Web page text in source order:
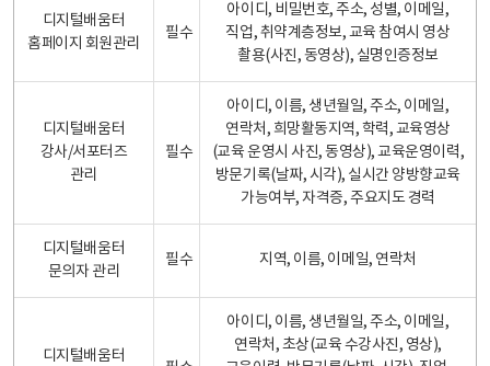
디지털배움터
홈페이지 회원관리
필수
아이디, 비밀번호, 주소, 성별, 이메일,
직업, 취약계층정보, 교육 참여시 영상
촬용(사진, 동영상), 실명인증정보
디지털배움터
강사/서포터즈
관리
필수
아이디, 이름, 생년월일, 주소, 이메일,
연락처, 희망활동지역, 학력, 교육영상
(교육 운영시 사진, 동영상), 교육운영이력,
방문기록(날짜, 시각), 실시간 양방향교육
가능여부, 자격증, 주요지도 경력
디지털배움터
문의자 관리
필수 지역, 이름, 이메일, 연락처
디지털배움터
아이디, 이름, 생년월일, 주소, 이메일,
연락처, 초상(교육 수강사진, 영상),